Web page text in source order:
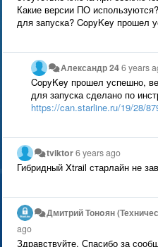
Какие версии ПО
для запуска? CopyKey прошел
Александр 246 years
CopyKey прошел успешно,
для запуска сделано по
https://can.starline.ru/19/28/
tviktor6 years ago
Гибридный Xtrail старлайн не
Дмитрий Тонoян
ago
Здравствуйте. Спасибо за